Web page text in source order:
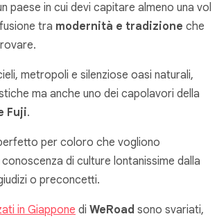
paese in cui devi capitare almeno una
tra modernità e tradizione che
metropoli e silenziose oasi naturali,
ma anche uno dei capolavori della
Fuji.
per coloro che vogliono
di culture lontanissime dalla
o preconcetti.
in Giappone di WeRoad sono svariati,